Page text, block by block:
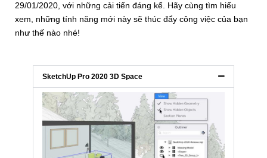
29/01/2020, với những cải tiến đáng kể. Hãy cùng tìm hiểu
xem, những tính năng mới này sẽ thúc đẩy công việc của bạn
như thế nào nhé!
SketchUp Pro 2020 3D Space